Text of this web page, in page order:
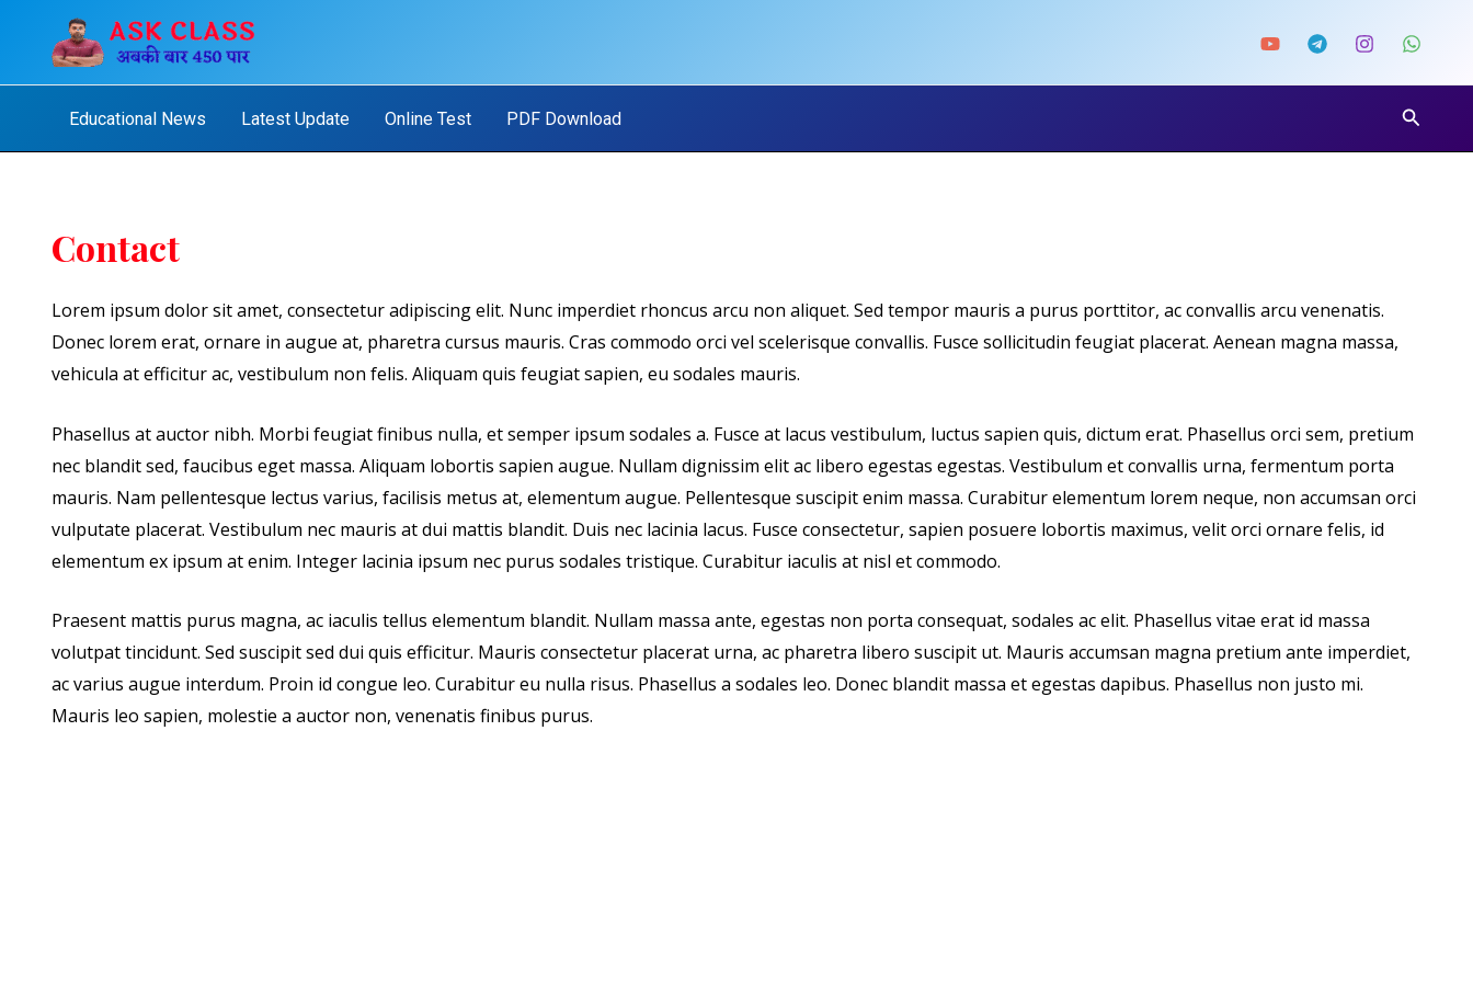
Educational News Latest Update Online Test PDF Download Search
Contact
Lorem ipsum dolor sit amet, consectetur adipiscing elit. Nunc imperdiet rhoncus arcu non aliquet. Sed tempor mauris a purus porttitor, ac convallis arcu venenatis.
Donec lorem erat, ornare in augue at, pharetra cursus mauris. Cras commodo orci vel scelerisque convallis. Fusce sollicitudin feugiat placerat. Aenean magna massa,
vehicula at efficitur ac, vestibulum non felis. Aliquam quis feugiat sapien, eu sodales mauris.
Phasellus at auctor nibh. Morbi feugiat finibus nulla, et semper ipsum sodales a. Fusce at lacus vestibulum, luctus sapien quis, dictum erat. Phasellus orci sem, pretium
nec blandit sed, faucibus eget massa. Aliquam lobortis sapien augue. Nullam dignissim elit ac libero egestas egestas. Vestibulum et convallis urna, fermentum porta
mauris. Nam pellentesque lectus varius, facilisis metus at, elementum augue. Pellentesque suscipit enim massa. Curabitur elementum lorem neque, non accumsan orci
vulputate placerat. Vestibulum nec mauris at dui mattis blandit. Duis nec lacinia lacus. Fusce consectetur, sapien posuere lobortis maximus, velit orci ornare felis, id
elementum ex ipsum at enim. Integer lacinia ipsum nec purus sodales tristique. Curabitur iaculis at nisl et commodo.
Praesent mattis purus magna, ac iaculis tellus elementum blandit. Nullam massa ante, egestas non porta consequat, sodales ac elit. Phasellus vitae erat id massa
volutpat tincidunt. Sed suscipit sed dui quis efficitur. Mauris consectetur placerat urna, ac pharetra libero suscipit ut. Mauris accumsan magna pretium ante imperdiet,
ac varius augue interdum. Proin id congue leo. Curabitur eu nulla risus. Phasellus a sodales leo. Donec blandit massa et egestas dapibus. Phasellus non justo mi.
Mauris leo sapien, molestie a auctor non, venenatis finibus purus.